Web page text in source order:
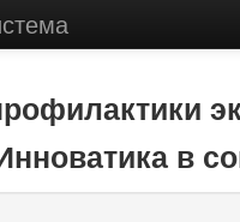
в